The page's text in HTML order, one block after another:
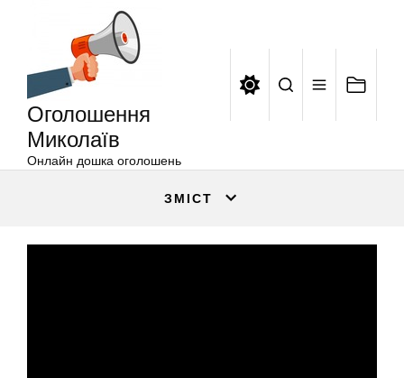
Оголошення
Миколаїв
Онлайн дошка оголошень
ЗМІСТ